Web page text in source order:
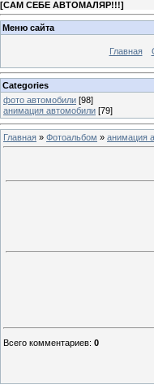
[САМ СЕБЕ АВТОМАЛЯР!!!]
Меню сайта
Главная
Categories
фото автомобили [98]
анимация автомобили [79]
Главная » Фотоальбом » анимация
Всего комментариев: 0